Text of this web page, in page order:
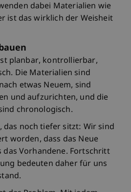
dabei Materialien wie
ist das wirklich der Weisheit
planbar, kontrollierbar,
Die Materialien sind
etwas Neuem, sind
und aufzurichten, und die
chronologisch.
das noch tiefer sitzt: Wir sind
worden, dass das Neue
Vorhandene. Fortschritt
bedeuten daher für uns